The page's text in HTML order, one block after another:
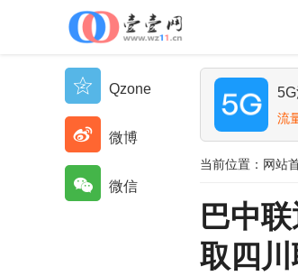
流
当前位置： 网站
巴中
取四
Qzone
微博
微信